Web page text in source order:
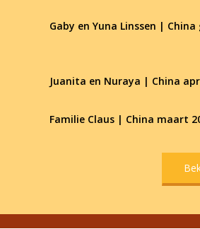
Gaby en Yuna Linssen |
Juanita en Nuraya | China
Familie Claus | China maart